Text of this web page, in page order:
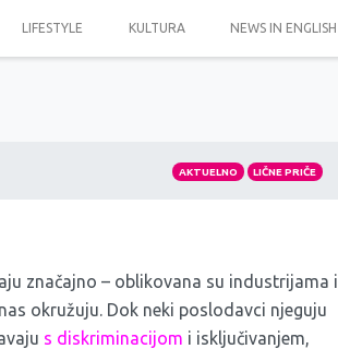
LIFESTYLE KULTURA NEWS IN ENGLISH
AKTUELNO LIČNE PRIČE
značajno – oblikovana su industrijama i
okružuju. Dok neki poslodavci njeguju
s diskriminacijom i isključivanjem,